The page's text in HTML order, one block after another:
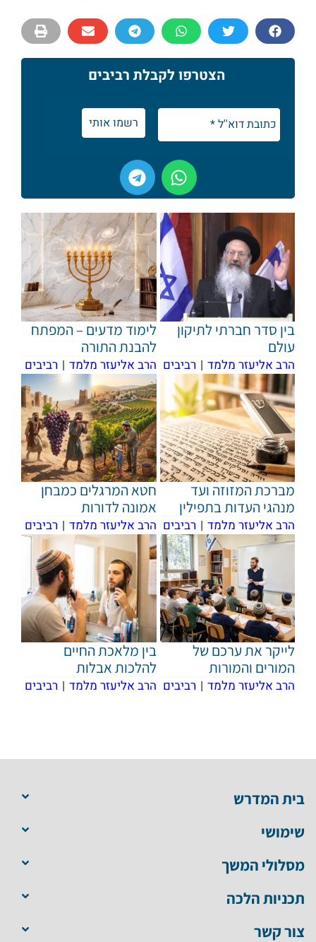
הצטרפו לקבלת רביבים
בין סדר חברתי לתיקון
עולם
הרב אליעזר מלמד | רביבים
לימוד מדעים – המפתח
להבנת התורה
הרב אליעזר מלמד | רביבים
מברכת המזוזה ועד
מנהגי העדות בתפילין
הרב אליעזר מלמד | רביבים
חטא המרגלים כמבחן
אמונה לדורות
הרב אליעזר מלמד | רביבים
לייקר את ערכם של
המורים והמורות
הרב אליעזר מלמד | רביבים
בין מלאכת החיים
להלכות אבלות
הרב אליעזר מלמד | רביבים
בית המדרש
שימושי
מסלולי המשך
תכניות הלכה
צור קשר